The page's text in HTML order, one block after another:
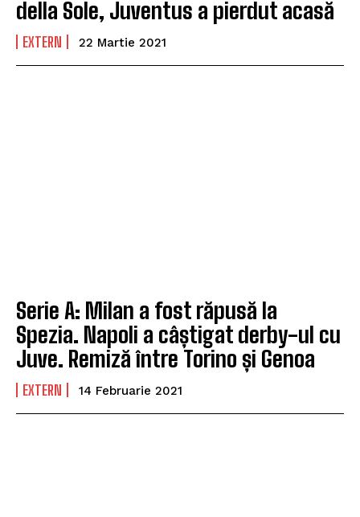
della Sole, Juventus a pierdut acasă
EXTERN 22 Martie 2021
Serie A: Milan a fost răpusă la
Spezia. Napoli a câștigat derby-ul cu
Juve. Remiză între Torino și Genoa
EXTERN 14 Februarie 2021